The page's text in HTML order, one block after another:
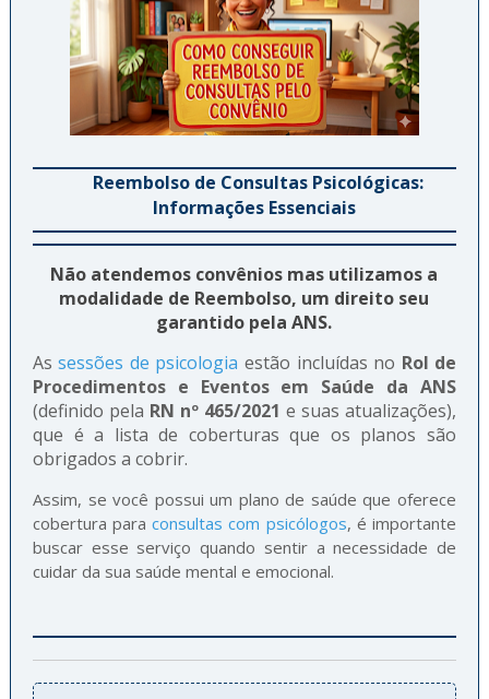
Reembolso de Consultas Psicológicas:
Informações Essenciais
Não atendemos convênios mas utilizamos a
modalidade de Reembolso, um direito seu
garantido pela ANS.
Assessões de psicologia estão incluídas no Rol de
Procedimentos e Eventos em Saúde da ANS
(definido pela RN nº 465/2021 e suas atualizações),
que é a lista de coberturas que os planos são
obrigados a cobrir.
Assim, se você possui um plano de saúde que oferece
cobertura paraconsultas com psicólogos, é importante
buscar esse serviço quando sentir a necessidade de
cuidar da sua saúde mental e emocional.